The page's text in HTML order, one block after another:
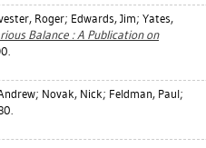
Roger; Edwards, Jim; Yates,
Balance : A Publication on
; Novak, Nick; Feldman, Paul;